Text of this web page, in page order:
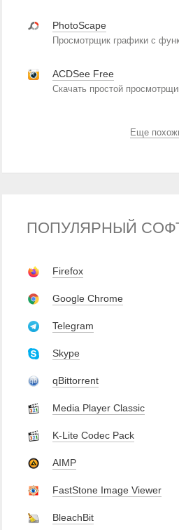
PhotoScape
Просмотрщик графики с
ACDSee Free
Скачать простой
Еще
ПОПУЛЯРНЫЙ
Firefox
Google Chrome
Telegram
Skype
qBittorrent
Media Player Classic
K-Lite Codec Pack
AIMP
FastStone Image Viewer
BleachBit